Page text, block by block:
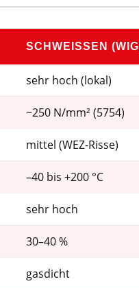
SCHWEISSEN (WIG)
sehr hoch (lokal)
~250 N/mm² (5754)
mittel (WEZ-Risse)
–40 bis +200 °C
sehr hoch
30–40 %
gasdicht